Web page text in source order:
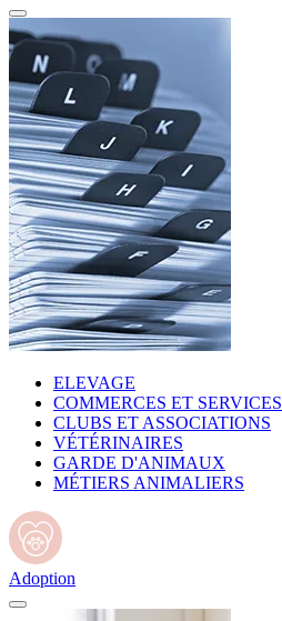
ELEVAGE
COMMERCES ET SERVICES
CLUBS ET ASSOCIATIONS
VÉTÉRINAIRES
GARDE D'ANIMAUX
MÉTIERS ANIMALIERS
Adoption